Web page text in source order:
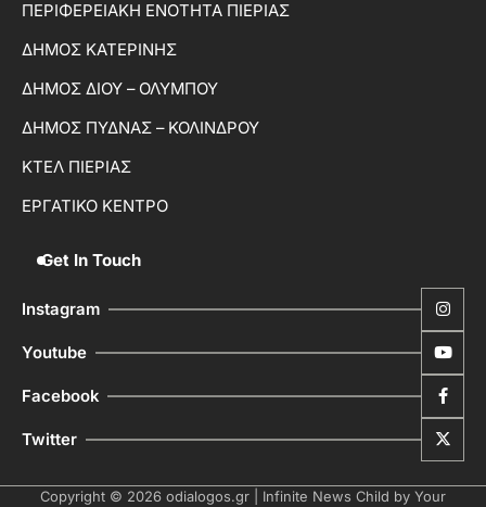
ΠΕΡΙΦΕΡΕΙΑΚΗ ΕΝΟΤΗΤΑ ΠΙΕΡΙΑΣ
ΔΗΜΟΣ ΚΑΤΕΡΙΝΗΣ
ΔΗΜΟΣ ΔΙΟΥ – ΟΛΥΜΠΟΥ
ΔΗΜΟΣ ΠΥΔΝΑΣ – ΚΟΛΙΝΔΡΟΥ
ΚΤΕΛ ΠΙΕΡΙΑΣ
ΕΡΓΑΤΙΚΟ ΚΕΝΤΡΟ
Get In Touch
Instagram
Youtube
Facebook
Twitter
Copyright © 2026 odialogos.gr | Infinite News Child by Your